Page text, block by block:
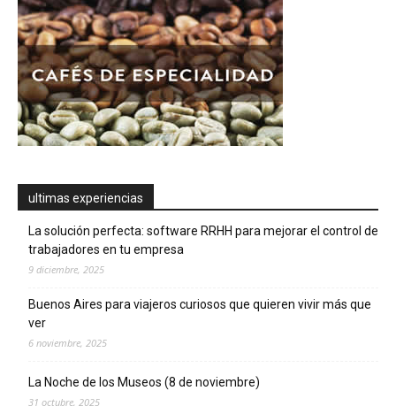
ultimas experiencias
La solución perfecta: software RRHH para mejorar el control de
trabajadores en tu empresa
9 diciembre, 2025
Buenos Aires para viajeros curiosos que quieren vivir más que
ver
6 noviembre, 2025
La Noche de los Museos (8 de noviembre)
31 octubre, 2025